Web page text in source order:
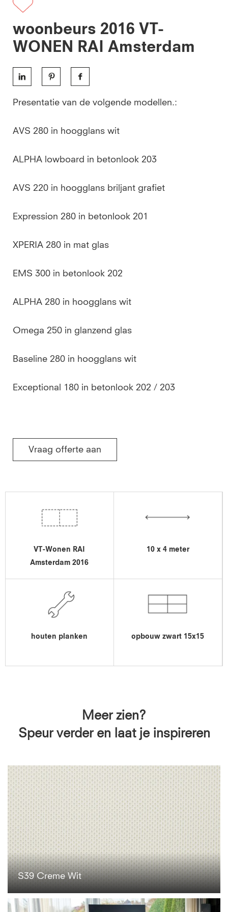
woonbeurs 2016 VT-
WONEN RAI Amsterdam
Presentatie van de volgende modellen.:
AVS 280 in hoogglans wit
ALPHA lowboard in betonlook 203
AVS 220 in hoogglans briljant grafiet
Expression 280 in betonlook 201
XPERIA 280 in mat glas
EMS 300 in betonlook 202
ALPHA 280 in hoogglans wit
Omega 250 in glanzend glas
Baseline 280 in hoogglans wit
Exceptional 180 in betonlook 202 / 203
Vraag offerte aan
VT-Wonen RAI
Amsterdam 2016
10 x 4 meter
houten planken opbouw zwart 15x15
Meer zien?
Speur verder en laat je inspireren
S39 Creme Wit